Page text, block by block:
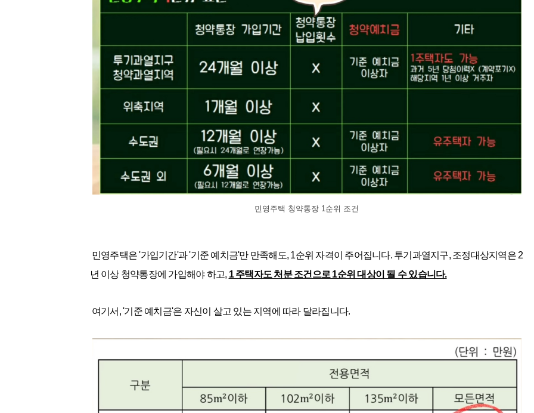
민영주택 청약통장 1순위 조건
민영주택은 '가입기간'과 '기준 예치금'만 만족해도, 1순위 자격이 주어집니다. 투기과열지구, 조정대상지역은 2
년 이상 청약통장에 가입해야 하고, 1 주택자도 처분 조건으로 1순위 대상이 될 수 있습니다.
여기서, '기준 예치금'은 자신이 살고 있는 지역에 따라 달라집니다.